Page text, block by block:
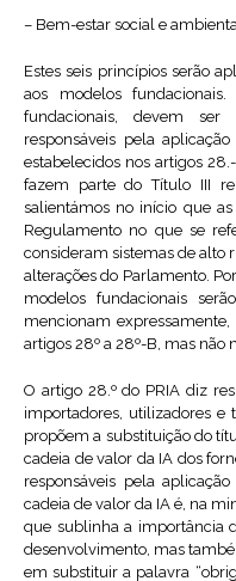
– Bem-estar social e
Estes seis princípios serão
aos modelos
fundacionais, devem ser
responsáveis pela
estabelecidos nos artigos
fazem parte do Título III
salientámos no início que
Regulamento no que se
consideram sistemas de alto
alterações do Parlamento.
modelos fundacionais
mencionam
artigos 28º a 28º-B, mas não
O artigo 28.º do PRIA diz
importadores, utilizadores e
propõem a substituição do
cadeia de valor da IA dos
responsáveis pela
cadeia de valor da IA é, na
que sublinha a importância
desenvolvimento, mas
em substituir a palavra